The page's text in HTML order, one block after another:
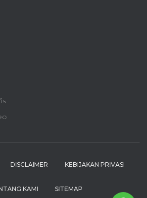
DISCLAIMER KEBIJAKAN PRIVASI
KAMI SITEMAP